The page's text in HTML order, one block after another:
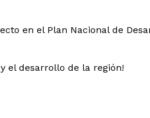
en el Plan Nacional de
el desarrollo de la región!